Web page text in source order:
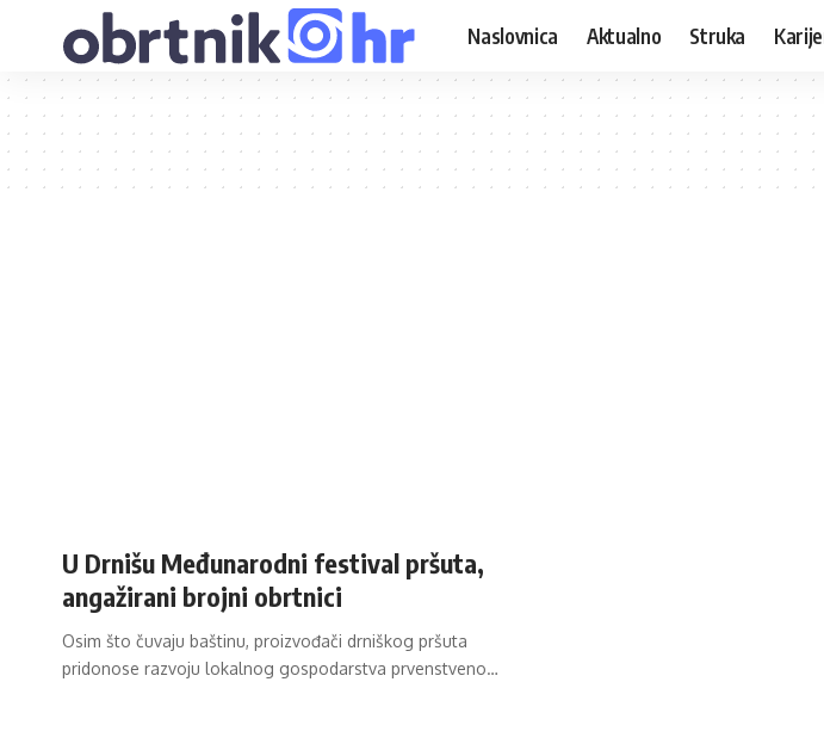
Naslovnica Aktualno Struka
U Drnišu Međunarodni festival pršuta,
angažirani brojni obrtnici
Osim što čuvaju baštinu, proizvođači drniškog pršuta
pridonose razvoju lokalnog gospodarstva prvenstveno…